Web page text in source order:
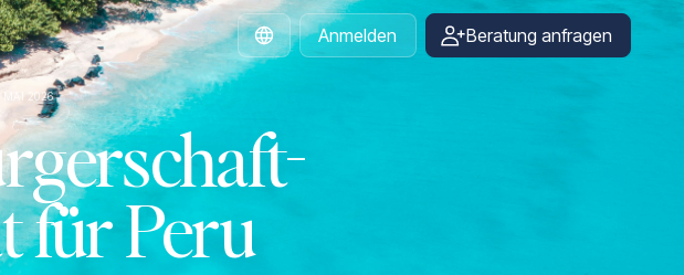
German
Anmelden Beratung anfragen
MAI 2026
für Peru